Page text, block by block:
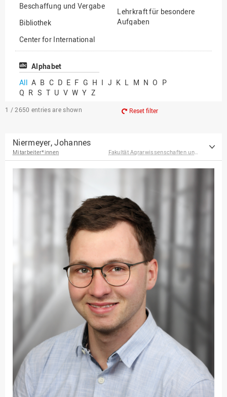
Beschaffung und Vergabe
Bibliothek
Center for International
Mobility
Center for International
Chancengerechtigkeit
eLearning Competence
EU-Büro
Fakultät
Agrarwissenschaften und
Ingenieurwissenschaften
Fakultät Management,
Kultur und Technik
Fakultät Wirtschafts- und
Sozialwissenschaften
Finanzen
Forschung, Kooperation,
Drittmittel
Gebäude und Technik
Gesellschaftliches
Engagement
Gleichstellungsbüro
Hochschulleitung
Lehrkraft für besondere
Aufgaben
Professor*innen im
Alphabet
All A B C D E F G H I J K L M N O P
Q R S T U V W Y Z
1 / 2650 entries are shown Reset filter
Niermeyer, Johannes
Mitarbeiter*innen Fakultät Agrarwissenschaften und Landschaftsarchitektur